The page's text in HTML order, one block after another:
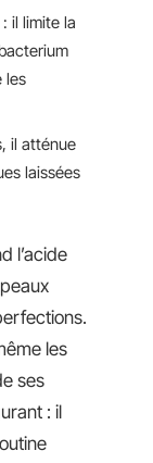
: il limite la
les
il atténue
laissées
l’acide
les
ses
: il